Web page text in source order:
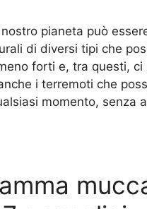
pianeta può
di diversi tipi che
forti e, tra questi, ci
i terremoti che
momento, senza